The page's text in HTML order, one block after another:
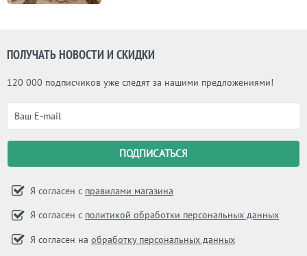
ПОЛУЧАТЬ НОВОСТИ И СКИДКИ
120 000 подписчиков уже следят за нашими предложениями!
Я согласен с правилами магазина
Я согласен с политикой обработки персональных данных
Я согласен на обработку персональных данных